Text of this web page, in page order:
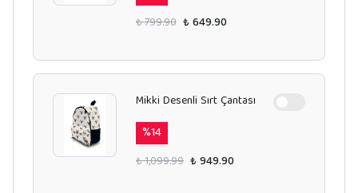
₺ 799.90 ₺ 649.90
Mikki Desenli Sırt Çantası
%14
₺ 1,099.99 ₺ 949.90